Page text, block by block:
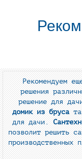
Рекомендуем
решения
решение для
домик из бруса
для дачи.
позволит решить
производственных